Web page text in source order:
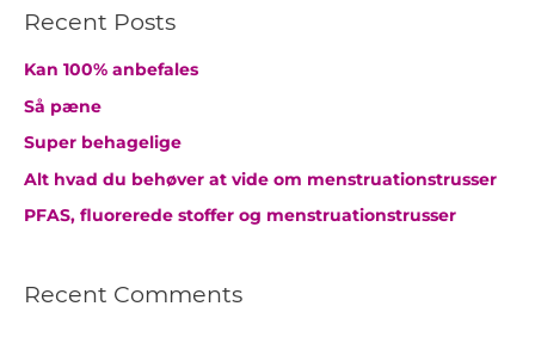
e
f
t
Recent Posts
Kan 100% anbefales
Så pæne
Super behagelige
Alt hvad du behøver at vide om menstruationstrusser
PFAS, fluorerede stoffer og menstruationstrusser
Recent Comments